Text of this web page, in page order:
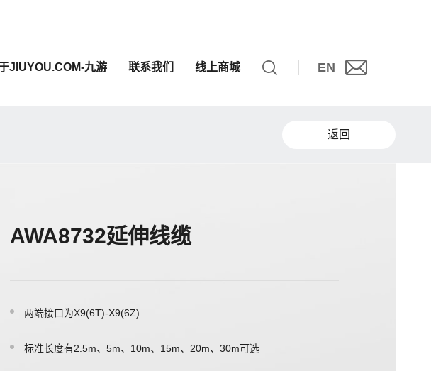
EN
JIUYOU.COM-九游 联系我们 线上商城
返回
AWA8732延伸线缆
两端接口为X9(6T)-X9(6Z)
标准长度有2.5m、5m、10m、15m、20m、30m可选